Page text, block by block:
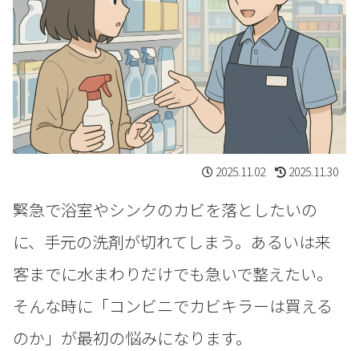
2025.11.02 2025.11.30
緊急で浴室やシンクのカビを落としたいの
に、手元の洗剤が切れてしまう。あるいは来
客までに水まわりだけでも急いで整えたい。
そんな時に「コンビニでカビキラーは買える
のか」が最初の悩みになります。